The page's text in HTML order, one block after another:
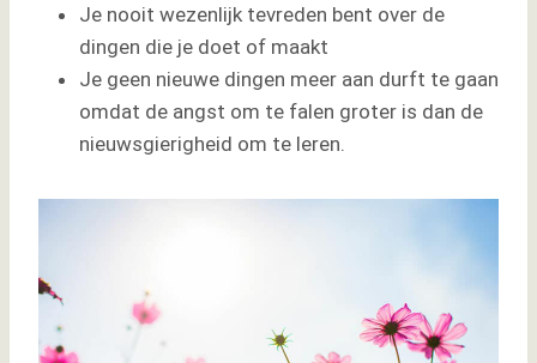
Je nooit wezenlijk tevreden bent over de
dingen die je doet of maakt
Je geen nieuwe dingen meer aan durft te gaan
omdat de angst om te falen groter is dan de
nieuwsgierigheid om te leren.